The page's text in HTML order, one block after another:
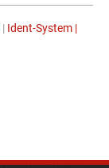
| Ident-System |